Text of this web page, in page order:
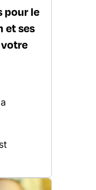
pour le
et ses